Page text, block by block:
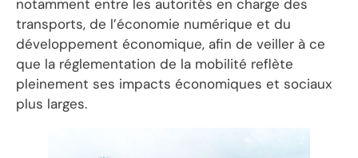
notamment entre les autorités en charge des
transports, de l’économie numérique et du
développement économique, afin de veiller à ce
que la réglementation de la mobilité reflète
pleinement ses impacts économiques et sociaux
plus larges.